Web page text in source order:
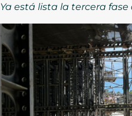
Ya está lista la tercera